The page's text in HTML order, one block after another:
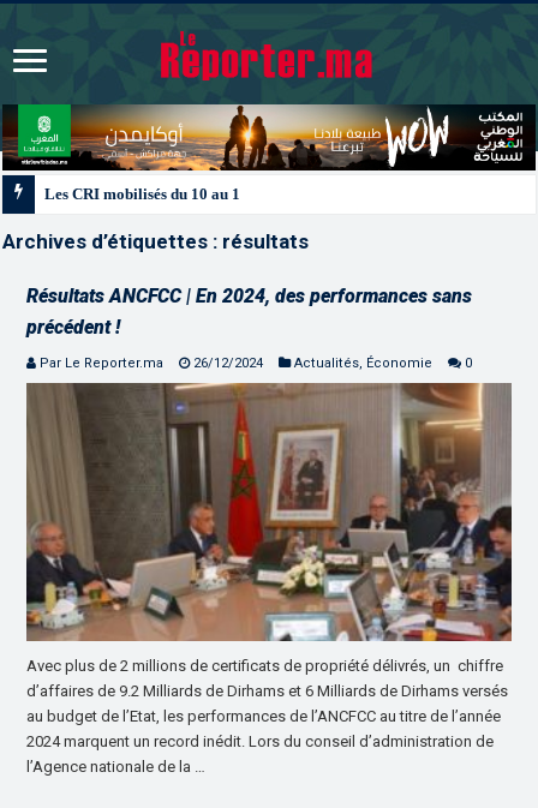
Les CRI mobilisés du 10 au 13 août pour accompagner les projets des
Archives d’étiquettes : résultats
Résultats ANCFCC | En 2024, des performances sans
précédent !
Par Le Reporter.ma 26/12/2024 Actualités, Économie 0
Avec plus de 2 millions de certificats de propriété délivrés, un chiffre
d’affaires de 9.2 Milliards de Dirhams et 6 Milliards de Dirhams versés
au budget de l’Etat, les performances de l’ANCFCC au titre de l’année
2024 marquent un record inédit. Lors du conseil d’administration de
l’Agence nationale de la …